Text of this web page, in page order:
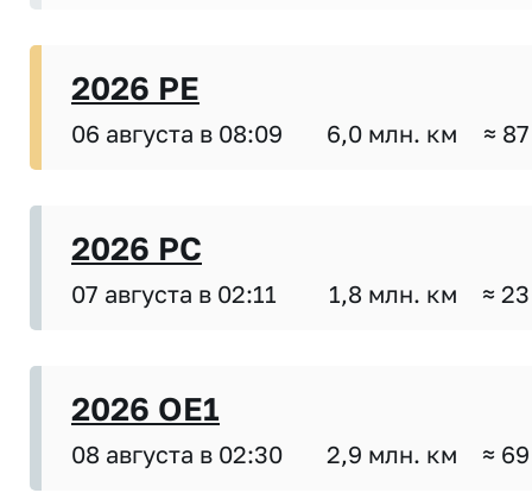
2026 PE
06 августа в 08:09 6,0 млн. км ≈
2026 PC
07 августа в 02:11 1,8 млн. км ≈
2026 OE1
08 августа в 02:30 2,9 млн. км ≈